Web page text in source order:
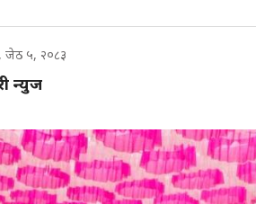
जेठ ५, २०८३
न्युज